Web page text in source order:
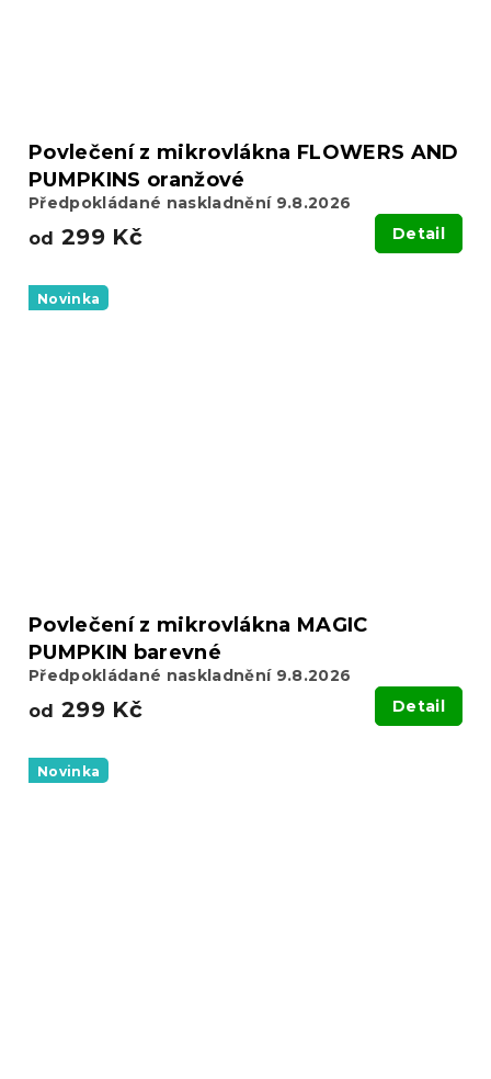
Povlečení z mikrovlákna FLOWERS AND
PUMPKINS oranžové
Předpokládané naskladnění 9.8.2026
od 299 Kč Detail
Novinka
Povlečení z mikrovlákna MAGIC
PUMPKIN barevné
Předpokládané naskladnění 9.8.2026
od 299 Kč Detail
Novinka